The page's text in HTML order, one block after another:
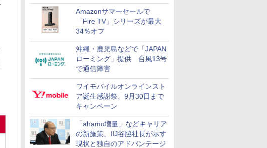
Amazonサマーセールで
「Fire TV」シリーズが最大
34％オフ
沖縄・鹿児島などで「JAPAN
ローミング」提供 台風13号
で通信障害
ワイモバイルオンラインスト
ア誕生感謝祭、9月30日まで
キャンペーン
「ahamo増量」などキャリア
の新施策、IIJ谷脇社長が示す
現状と独自のアドバンテージ